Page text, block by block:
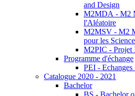
and Design
M2MDA - M2
l'Aléatoire
M2MSV - M2
pour les
M2PIC - Projet
Programme d'échange
PEI - Echanges
Catalogue 2020 - 2021
Bachelor
BS - Bachelor